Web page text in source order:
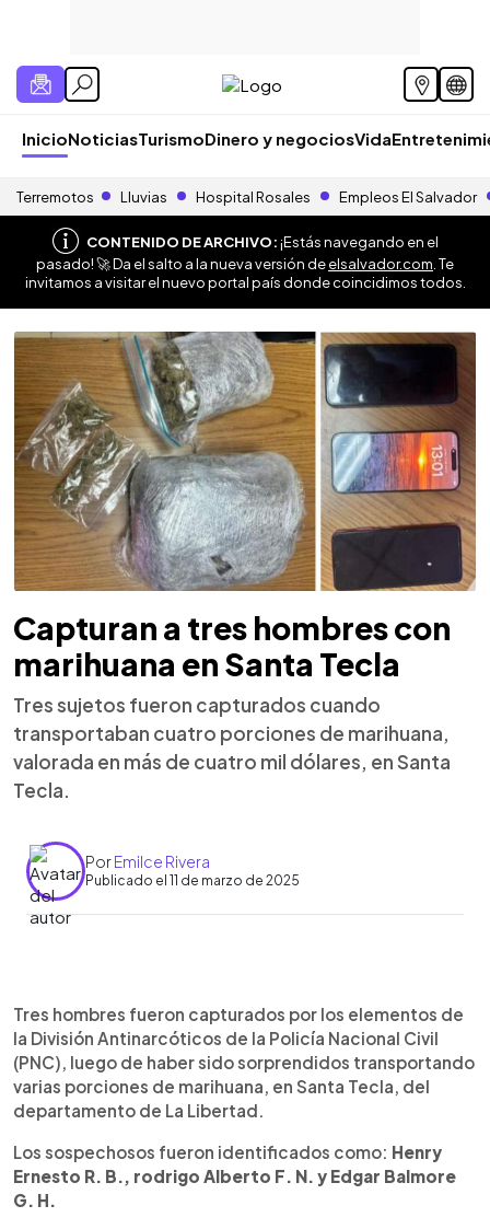
InicioNoticiasTurismoDinero y negociosVida
Terremotos Lluvias Hospital Rosales Empleos El Salvador
CONTENIDO DE ARCHIVO:¡Estás navegando en el
pasado! 🚀 Da el salto a la nueva versión deelsalvador.com . Te
invitamos a visitar el nuevo portal país donde coincidimos todos.
Capturan a tres hombres con
marihuana en Santa Tecla
Tres sujetos fueron capturados cuando
transportaban cuatro porciones de marihuana,
valorada en más de cuatro mil dólares, en Santa
Tecla.
PorEmilce Rivera
Publicado el 11 de marzo de 2025
Escuchar artículo
Tres hombres fueron capturados por los elementos de
la División Antinarcóticos de la Policía Nacional Civil
(PNC), luego de haber sido sorprendidos transportando
varias porciones de marihuana, en Santa Tecla, del
departamento de La Libertad.
Los sospechosos fueron identificados como: Henry
Ernesto R. B., rodrigo Alberto F. N. y Edgar Balmore
G. H.